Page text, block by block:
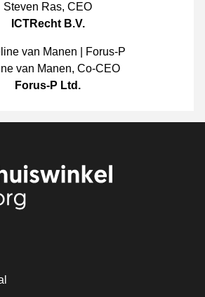
Steven Ras, CEO
ICTRecht B.V.
van Manen, Co-CEO
Forus-P Ltd.